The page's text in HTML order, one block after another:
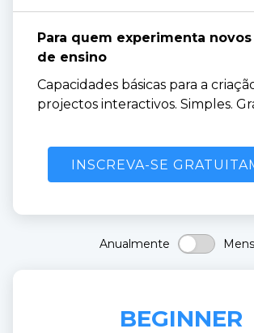
Para quem experimenta
de ensino
Capacidades básicas para a
projectos interactivos. Simples.
INSCREVA-SE
Anualmente
BEGINNER